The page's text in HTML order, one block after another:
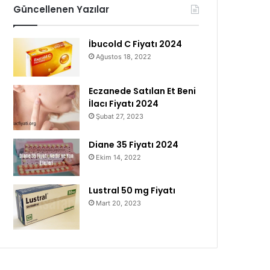
Güncellenen Yazılar
İbucold C Fiyatı 2024
Ağustos 18, 2022
Eczanede Satılan Et Beni
İlacı Fiyatı 2024
Şubat 27, 2023
Diane 35 Fiyatı 2024
Ekim 14, 2022
Lustral 50 mg Fiyatı
Mart 20, 2023